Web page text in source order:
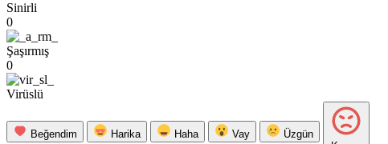
Sinirli
0
Şaşırmış
0
Virüslü
Beğendim Harika Haha Vay
Üzgün